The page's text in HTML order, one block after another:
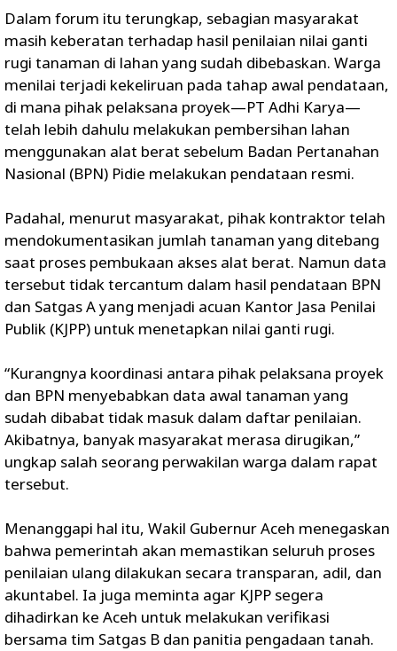
Dalam forum itu terungkap, sebagian masyarakat
masih keberatan terhadap hasil penilaian nilai ganti
rugi tanaman di lahan yang sudah dibebaskan. Warga
menilai terjadi kekeliruan pada tahap awal pendataan,
di mana pihak pelaksana proyek—PT Adhi Karya—
telah lebih dahulu melakukan pembersihan lahan
menggunakan alat berat sebelum Badan Pertanahan
Nasional (BPN) Pidie melakukan pendataan resmi.
Padahal, menurut masyarakat, pihak kontraktor telah
mendokumentasikan jumlah tanaman yang ditebang
saat proses pembukaan akses alat berat. Namun data
tersebut tidak tercantum dalam hasil pendataan BPN
dan Satgas A yang menjadi acuan Kantor Jasa Penilai
Publik (KJPP) untuk menetapkan nilai ganti rugi.
“Kurangnya koordinasi antara pihak pelaksana proyek
dan BPN menyebabkan data awal tanaman yang
sudah dibabat tidak masuk dalam daftar penilaian.
Akibatnya, banyak masyarakat merasa dirugikan,”
ungkap salah seorang perwakilan warga dalam rapat
tersebut.
Menanggapi hal itu, Wakil Gubernur Aceh menegaskan
bahwa pemerintah akan memastikan seluruh proses
penilaian ulang dilakukan secara transparan, adil, dan
akuntabel. Ia juga meminta agar KJPP segera
dihadirkan ke Aceh untuk melakukan verifikasi
bersama tim Satgas B dan panitia pengadaan tanah.